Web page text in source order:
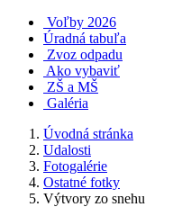
Voľby 2026
Úradná tabuľa
Zvoz odpadu
Ako vybaviť
ZŠ a MŠ
Galéria
Úvodná stránka
Udalosti
Fotogalérie
Ostatné fotky
Výtvory zo snehu